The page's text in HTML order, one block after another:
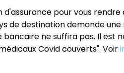
pour vous
de destination demande
ne suffira pas. Il est
Covid couverts". Voir